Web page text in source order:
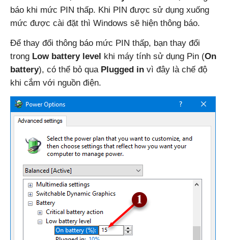
báo khi mức PIN thấp. Khi PIN được sử dụng xuống
mức được cài đặt thì Windows sẽ hiện thông báo.
Để thay đổi thông báo mức PIN thấp, bạn thay đổi
trong Low battery level khi máy tính sử dụng Pin (On
battery), có thể bỏ qua Plugged in vì đây là chế độ
khi cắm với nguồn điện.